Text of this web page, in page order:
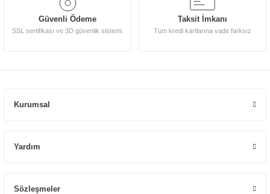
Güvenli Ödeme
SSL sertifikası ve 3D güvenlik sistemi.
Taksit İmkanı
Tüm kredi kartlarına vade farksız
Kurumsal
Yardım
Sözleşmeler